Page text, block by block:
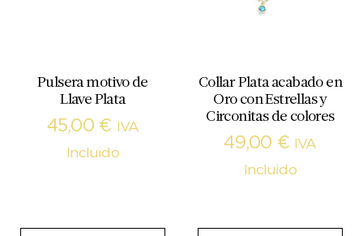
Pulsera motivo de
Llave Plata
45,00 €
IVA
Incluido
Collar Plata acabado en
Oro con Estrellas y
Circonitas de colores
49,00 €
IVA
Incluido